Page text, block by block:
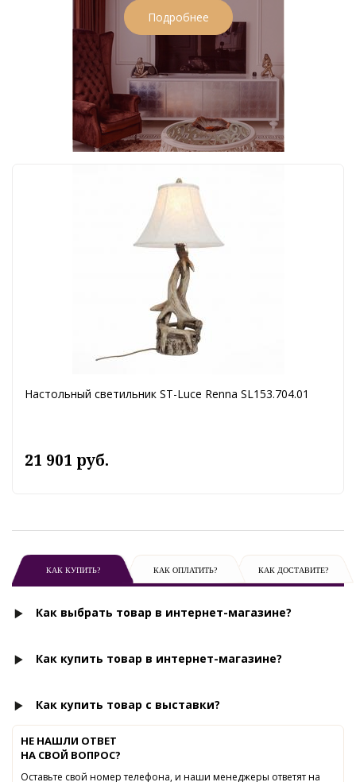
Подробнее
Настольный светильник ST-Luce Renna SL153.704.01
21 901 руб.
КАК КУПИТЬ? КАК ОПЛАТИТЬ? КАК ДОСТАВИТЕ?
Как выбрать товар в интернет-магазине?
Как купить товар в интернет-магазине?
Как купить товар с выставки?
НЕ НАШЛИ ОТВЕТ
НА СВОЙ ВОПРОС?
Оставьте свой номер телефона, и наши менеджеры ответят на